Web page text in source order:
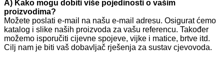
A) Kako mogu dobiti više pojedinosti o vašim
proizvodima?
Možete poslati e-mail na našu e-mail adresu. Osigurat ćemo
katalog i slike naših proizvoda za vašu referencu. Također
možemo isporučiti cijevne spojeve, vijke i matice, brtve itd.
Cilj nam je biti vaš dobavljač rješenja za sustav cjevovoda.